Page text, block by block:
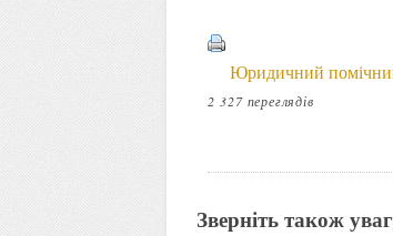
Юридичний
2 327 переглядів
Зверніть також